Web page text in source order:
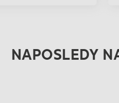
NAPOSLEDY